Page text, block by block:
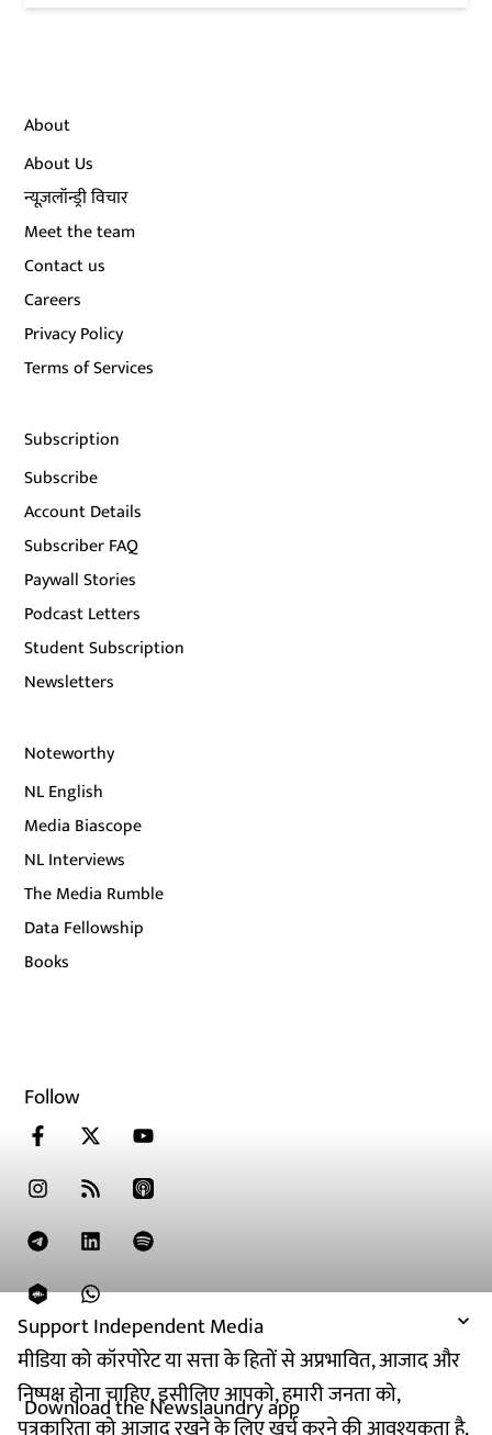
Support Independent Media
मीडिया को कॉरपोरेट या सत्ता के हितों से अप्रभावित, आजाद और
निष्पक्ष होना चाहिए. इसीलिए आपको, हमारी जनता को,
About
About Us
न्यूज़लॉन्ड्री विचार
Meet the team
Contact us
Careers
Privacy Policy
Terms of Services
Subscription
Subscribe
Account Details
Subscriber FAQ
Paywall Stories
Podcast Letters
Student Subscription
Newsletters
Noteworthy
NL English
Media Biascope
NL Interviews
The Media Rumble
Data Fellowship
Books
Follow
Download the Newslaundry app